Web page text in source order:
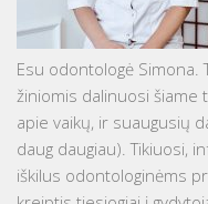
Esu odontologė Simona.
žiniomis dalinuosi šiame
apie vaikų, ir suaugusių
daug daugiau). Tikiuosi,
iškilus odontologinėms